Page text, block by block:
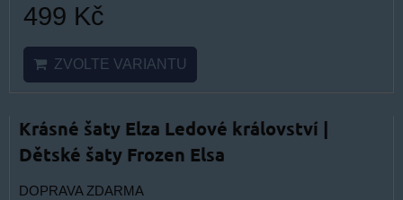
499 Kč
ZVOLTE VARIANTU
Krásné šaty Elza Ledové království |
Dětské šaty Frozen Elsa
DOPRAVA ZDARMA